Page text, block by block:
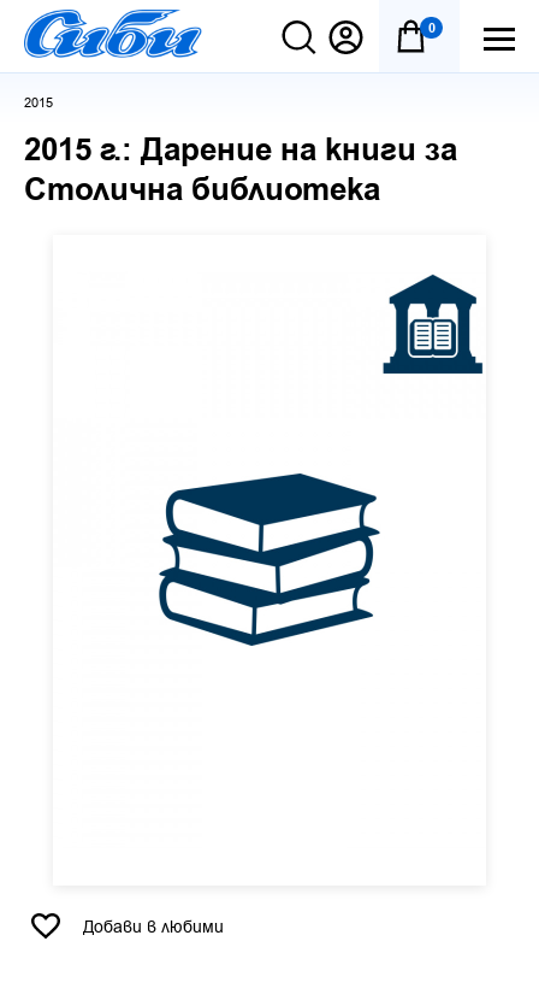
0
2015
2015 г.: Дарение на книги за
Столична библиотека
Добави в любими